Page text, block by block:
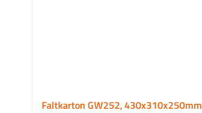
Faltkarton GW252, 430x310x250mm